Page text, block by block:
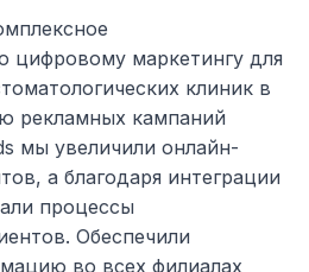
цифровому маркетингу для
клиник в
рекламных кампаний
мы увеличили онлайн-
а благодаря интеграции
процессы
Обеспечили
во всех филиалах